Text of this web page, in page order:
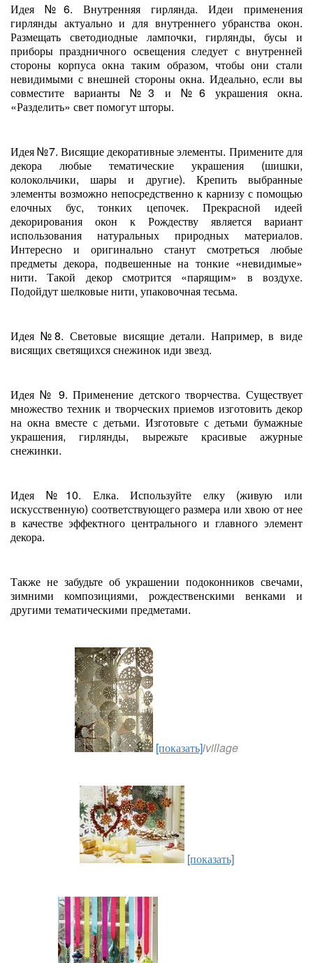
Идея №6. Внутренняя гирлянда. Идеи применения
гирлянды актуально и для внутреннего убранства окон.
Размещать светодиодные лампочки, гирлянды, бусы и
приборы праздничного освещения следует с внутренней
стороны корпуса окна таким образом, чтобы они стали
невидимыми с внешней стороны окна. Идеально, если вы
совместите варианты №3 и №6 украшения окна.
«Разделить» свет помогут шторы.
Идея №7. Висящие декоративные элементы. Примените для
декора любые тематические украшения (шишки,
колокольчики, шары и другие). Крепить выбранные
элементы возможно непосредственно к карнизу с помощью
елочных бус, тонких цепочек. Прекрасной идеей
декорирования окон к Рождеству является вариант
использования натуральных природных материалов.
Интересно и оригинально станут смотреться любые
предметы декора, подвешенные на тонкие «невидимые»
нити. Такой декор смотрится «парящим» в воздухе.
Подойдут шелковые нити, упаковочная тесьма.
Идея №8. Световые висящие детали. Например, в виде
висящих светящихся снежинок иди звезд.
Идея № 9. Применение детского творчества. Существует
множество техник и творческих приемов изготовить декор
на окна вместе с детьми. Изготовьте с детьми бумажные
украшения, гирлянды, вырежьте красивые ажурные
снежинки.
Идея №10. Елка. Используйте елку (живую или
искусственную) соответствующего размера или хвою от нее
в качестве эффектного центрального и главного элемент
декора.
Также не забудьте об украшении подоконников свечами,
зимними композициями, рождественскими венками и
другими тематическими предметами.
[показать]ivillage
[показать]